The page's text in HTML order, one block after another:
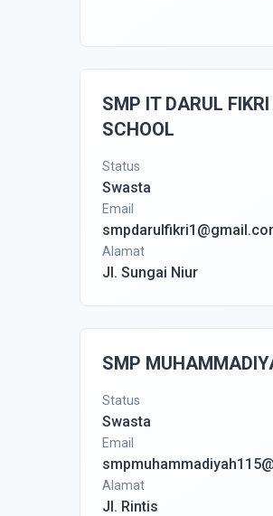
SMP IT DARUL
SCHOOL
Status
Swasta
Email
Alamat
Jl. Sungai Niur
SMP
Status
Swasta
Email
Alamat
Jl. Rintis